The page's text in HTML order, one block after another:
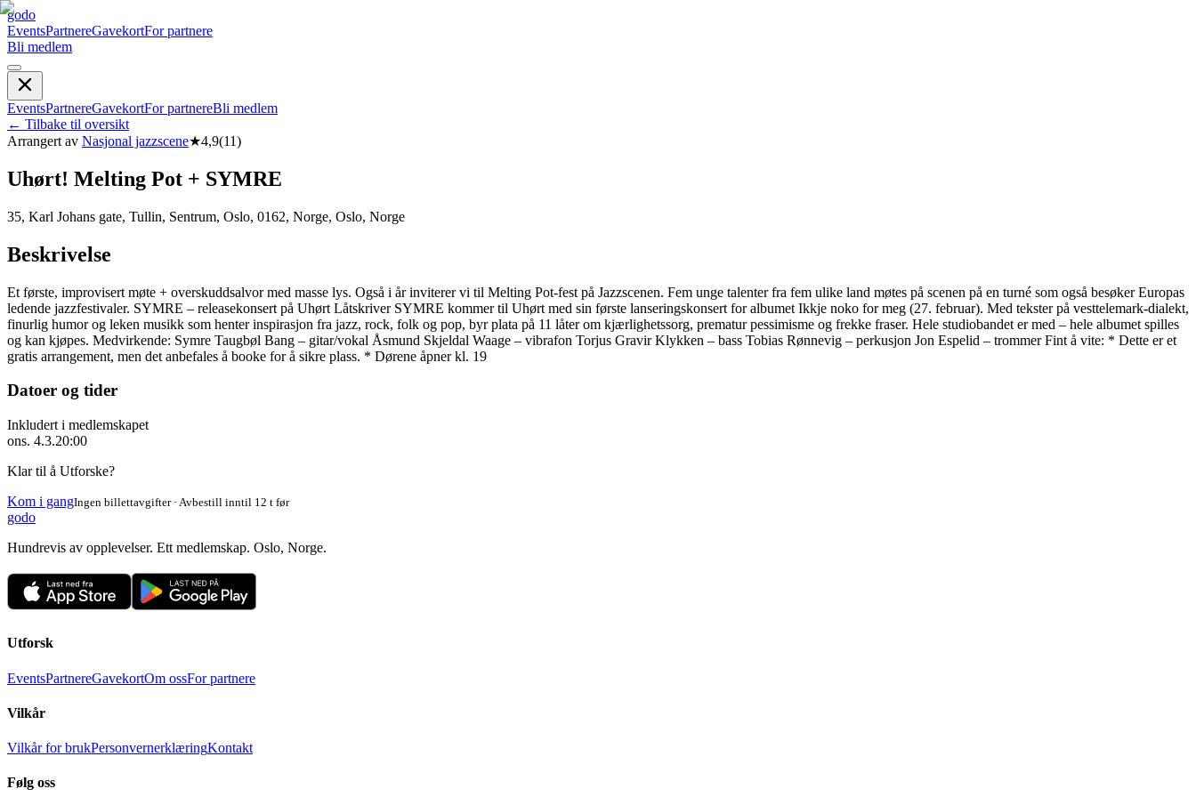
godo
EventsPartnereGavekortFor partnere
Bli medlem
EventsPartnereGavekortFor partnereBli medlem
← Tilbake til oversikt
Arrangert av Nasjonal jazzscene★4,9(11)
Uhørt! Melting Pot + SYMRE
35, Karl Johans gate, Tullin, Sentrum, Oslo, 0162, Norge, Oslo, Norge
Beskrivelse
Et første, improvisert møte + overskuddsalvor med masse lys. Også i år inviterer vi til Melting Pot-fest på Jazzscenen. Fem unge talenter fra fem ulike land møtes på scenen på en turné som også besøker Europas
ledende jazzfestivaler. SYMRE – releasekonsert på Uhørt Låtskriver SYMRE kommer til Uhørt med sin første lanseringskonsert for albumet Ikkje noko for meg (27. februar). Med tekster på vesttelemark-dialekt,
finurlig humor og leken musikk som henter inspirasjon fra jazz, rock, folk og pop, byr plata på 11 låter om kjærlighetssorg, prematur pessimisme og frekke fraser. Hele studiobandet er med – hele albumet spilles
og kan kjøpes. Medvirkende: Symre Taugbøl Bang – gitar/vokal Åsmund Skjeldal Waage – vibrafon Torjus Gravir Klykken – bass Tobias Rønnevig – perkusjon Jon Espelid – trommer Fint å vite: * Dette er et
gratis arrangement, men det anbefales å booke for å sikre plass. * Dørene åpner kl. 19
Datoer og tider
Inkludert i medlemskapet
ons. 4.3.20:00
Klar til å Utforske?
Kom i gangIngen billettavgifter · Avbestill inntil 12 t før
godo
Hundrevis av opplevelser. Ett medlemskap. Oslo, Norge.
Utforsk
EventsPartnereGavekortOm ossFor partnere
Vilkår
Vilkår for brukPersonvernerklæringKontakt
Følg oss